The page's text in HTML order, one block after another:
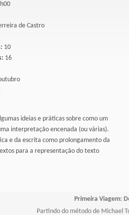
de Castro
10
16
ideias e práticas sobre como um
interpretação encenada (ou várias).
e da escrita como prolongamento da
para a representação do texto
Primeira Viagem:
Partindo do método de Michael